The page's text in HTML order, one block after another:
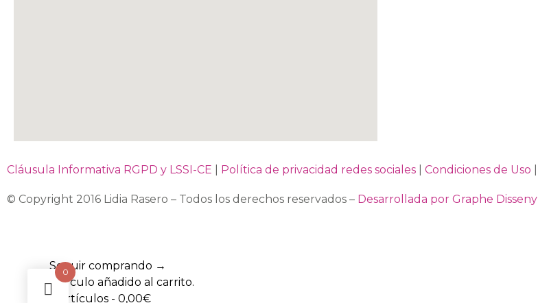
Cláusula Informativa RGPD y LSSI-CE Política de privacidad redes sociales Condiciones de Uso
© Copyright 2016 Lidia Rasero – Todos los derechos reservados – Desarrollada por Graphe Disseny
Seguir comprando →
Artículo añadido al carrito.
0 artículos - 0,00€
0